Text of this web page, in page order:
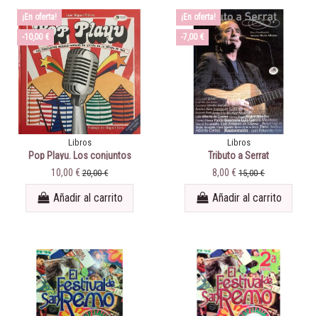
¡En oferta!
-10,00 €
Libros
Pop Playu. Los conjuntos
músico-vocales en Gijón en
la década de 1960
10,00 €20,00 €
Añadir al carrito
¡En oferta!
-7,00 €
Libros
Tributo a Serrat
8,00 € 15,00 €
Añadir al carrito